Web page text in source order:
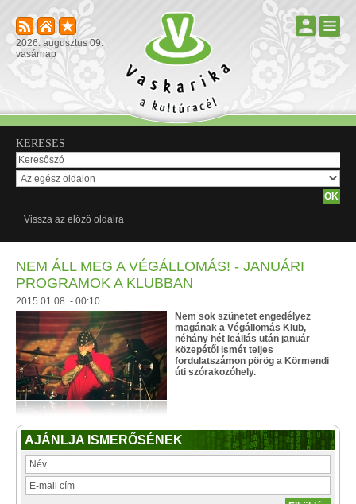
2026. augusztus 09.
vasárnap
KERESÉS
Vissza az előző oldalra
NEM ÁLL MEG A VÉGÁLLOMÁS! - JANUÁRI
PROGRAMOK A KLUBBAN
2015.01.08. - 00:10
Nem sok szünetet engedélyez
magának a Végállomás Klub,
néhány hét leállás után január
közepétől ismét teljes
fordulatszámon pörög a Körmendi
úti szórakozóhely.
AJÁNLJA ISMERŐSÉNEK